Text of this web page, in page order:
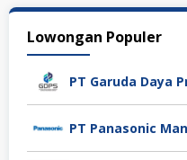
Lowongan Populer
PT Garuda Daya
PT Panasonic